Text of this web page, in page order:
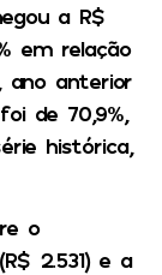
a R$
em relação
ano anterior
de 70,9%,
histórica,
o
2.531) e a